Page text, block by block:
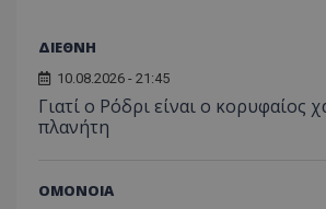
ΔΙΕΘΝΗ
10.08.2026 - 21:45
Γιατί ο Ρόδρι είναι ο κορυφαίος
πλανήτη
ΟΜΟΝΟΙΑ